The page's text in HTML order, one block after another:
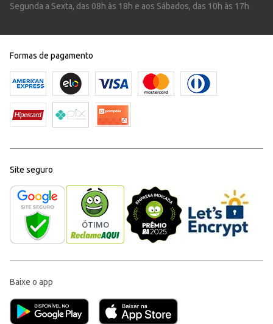
Segunda a Sexta, das 08h às 18h e aos Sábados, das 10h às 17h
Formas de pagamento
Site seguro
Baixe o app